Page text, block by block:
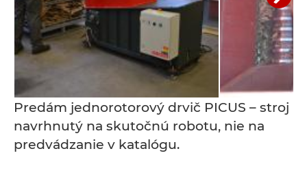
Predám jednorotorový drvič PICUS – stroj
navrhnutý na skutočnú robotu, nie na
predvádzanie v katalógu.